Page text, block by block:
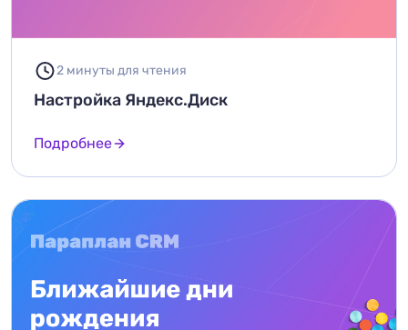
2 минуты для чтения
Настройка Яндекс.Диск
Подробнее